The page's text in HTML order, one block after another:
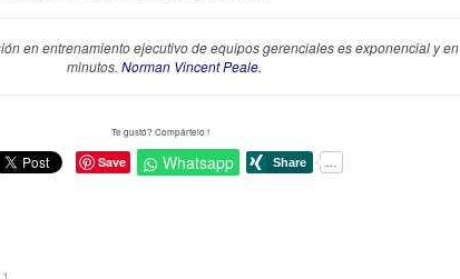
en entrenamiento ejecutivo de equipos gerenciales es exponencial y en
minutos. Norman Vincent Peale.
Te gustó? Compártelo !
Save Whatsapp